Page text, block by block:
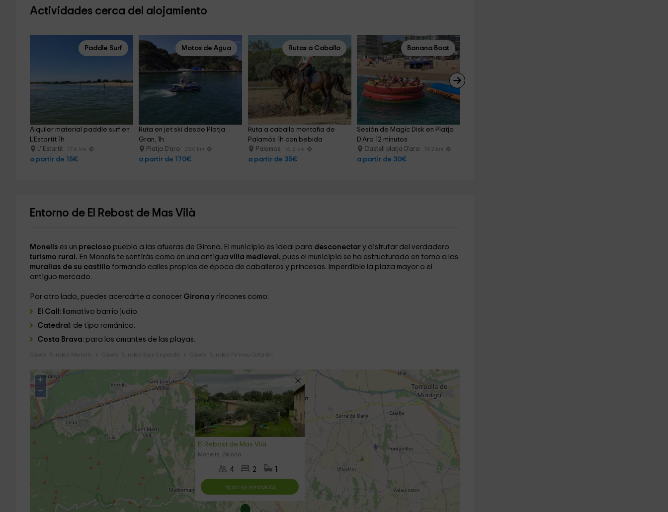
Actividades cerca del alojamiento
Paddle Surf
Alquiler material paddle surf en
L'Estartit 1h
L' Estartit 17.6 km
a partir de 15€
Motos de Agua
Ruta en jet ski desde Platja
Gran, 1h
Platja D'aro 20.0 km
a partir de 170€
Rutas a Caballo
Ruta a caballo montaña de
Palamós 1h con bebida
Palamos 16.2 km
a partir de 35€
Banana Boat
Sesión de Magic Disk en Platja
D'Aro 12 minutos
Castell platja D'aro 19.2 km
a partir de 30€
Entorno de El Rebost de Mas Vilà
Monells es un precioso pueblo a las afueras de Girona. El municipio es ideal para desconectar y disfrutar del verdadero
turismo rural. En Monells te sentirás como en una antigua villa medieval, pues el municipio se ha estructurado en torno a las
murallas de su castillo formando calles propias de época de caballeros y princesas. Imperdible la plaza mayor o el
antiguo mercado.
Por otro lado, puedes acercárte a conocer Girona y rincones como:
El Call : llamativo barrio judío.
Catedral : de tipo románico.
Costa Brava: para los amantes de las playas.
Casas Rurales Monells Casas Rurales Baix Empordà Casas Rurales Pirineo Catalán
El Rebost de Mas Vilà
Monells, Girona
4 2
Reserva inmediata
+
−